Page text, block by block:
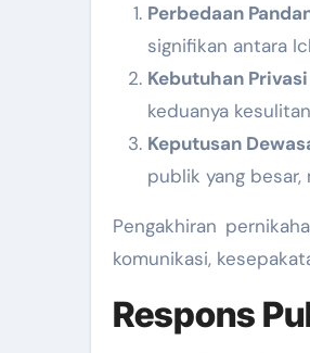
Perbedaan
signifikan antara
Kebutuhan
keduanya
Keputusan
publik yang
Pengakhiran
komunikasi,
Respons